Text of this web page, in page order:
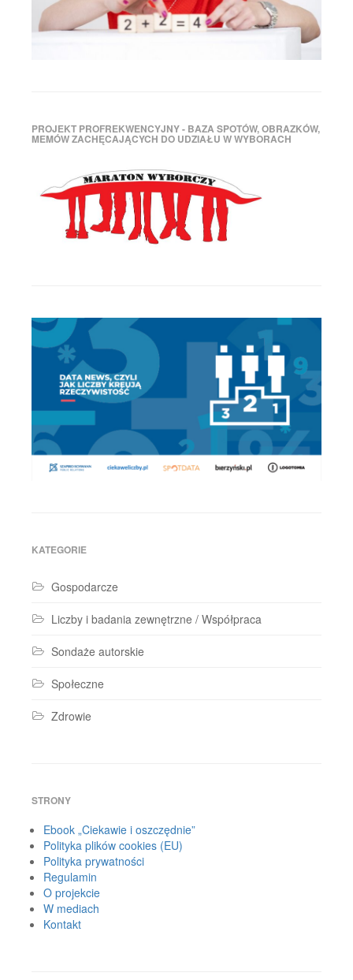
PROJEKT PROFREKWENCYJNY - BAZA SPOTÓW, OBRAZKÓW,
MEMÓW ZACHĘCAJĄCYCH DO UDZIAŁU W WYBORACH
KATEGORIE
Gospodarcze
Liczby i badania zewnętrzne / Współpraca
Sondaże autorskie
Społeczne
Zdrowie
STRONY
Ebook „Ciekawie i oszczędnie”
Polityka plików cookies (EU)
Polityka prywatności
Regulamin
O projekcie
W mediach
Kontakt